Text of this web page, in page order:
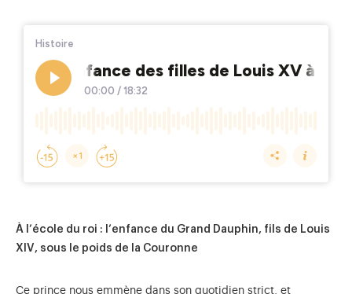
À l’école du roi : l’enfance du Grand Dauphin, fils de Louis
XIV, sous le poids de la Couronne
Ce prince nous emmène dans son quotidien strict, et